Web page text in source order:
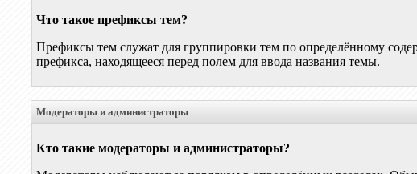
Что такое префиксы тем?
Префиксы тем служат для группировки тем по определённому
префикса, находящееся перед полем для ввода названия темы.
Модераторы и администраторы
Кто такие модераторы и администраторы?